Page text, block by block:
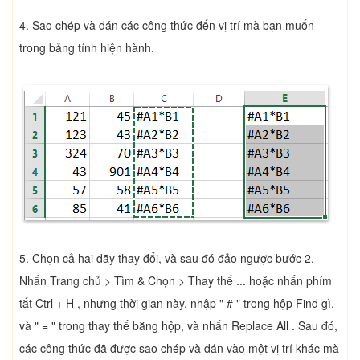
4. Sao chép và dán các công thức đến vị trí mà bạn muốn
trong bảng tính hiện hành.
5. Chọn cả hai dãy thay đổi, và sau đó đảo ngược bước 2.
Nhấn Trang chủ > Tìm & Chọn > Thay thế ... hoặc nhấn phím
tắt Ctrl + H , nhưng thời gian này, nhập " # " trong hộp Find gì,
và " = " trong thay thế bằng hộp, và nhấn Replace All . Sau đó,
các công thức đã được sao chép và dán vào một vị trí khác mà